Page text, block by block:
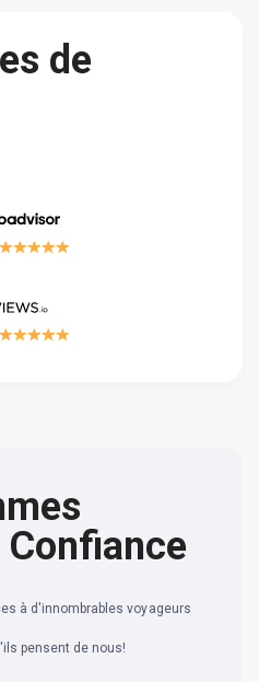
de
Confiance
à d'innombrables voyageurs
pensent de nous!